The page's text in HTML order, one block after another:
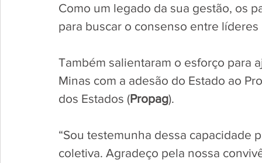
Como um legado da sua gestão, os
para buscar o consenso entre
Também salientaram o esforço para
Minas com a adesão do Estado ao
dos Estados (Propag).
“Sou testemunha dessa
coletiva. Agradeço pela nossa